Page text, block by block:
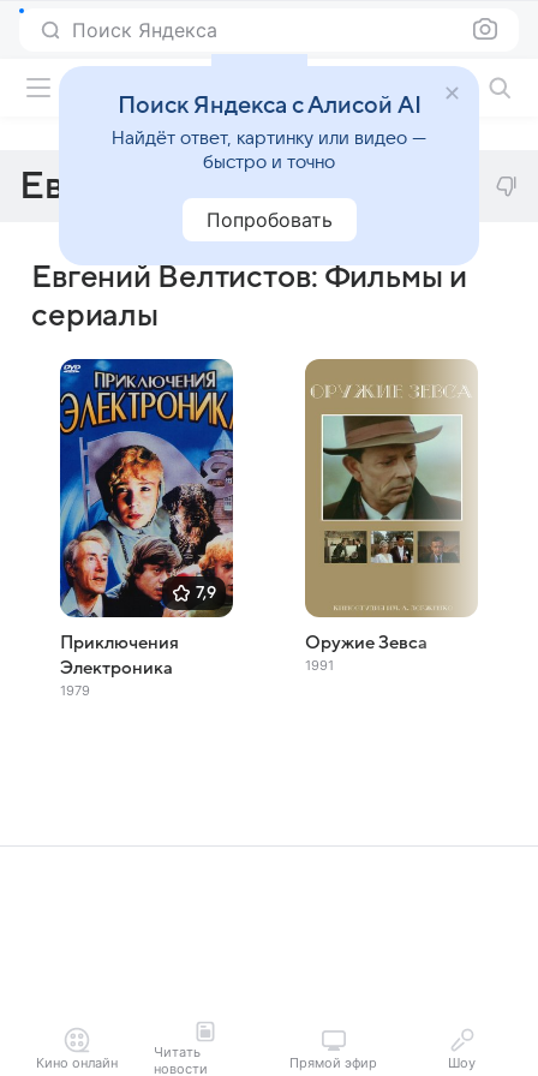
Поиск Яндекса
Евгений Велтистов
Евгений Велтистов: Фильмы и
сериалы
7,9
Приключения
Электроника
1979
Оружие Зевса
1991
Кино онлайн
Читать
новости
Прямой эфир Шоу
Поиск Яндекса с Алисой AI
Найдёт ответ, картинку или видео —
быстро и точно
Попробовать